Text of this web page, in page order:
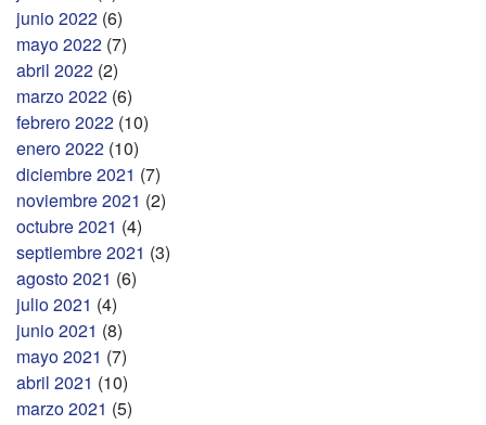
junio 2022 (6)
mayo 2022 (7)
abril 2022 (2)
marzo 2022 (6)
febrero 2022 (10)
enero 2022 (10)
diciembre 2021 (7)
noviembre 2021 (2)
octubre 2021 (4)
septiembre 2021 (3)
agosto 2021 (6)
julio 2021 (4)
junio 2021 (8)
mayo 2021 (7)
abril 2021 (10)
marzo 2021 (5)